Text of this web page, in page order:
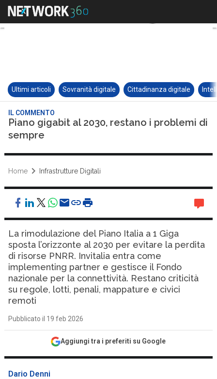
Ultimi articoli Sovranità digitale Cittadinanza digitale
IL COMMENTO
Piano gigabit al 2030, restano i problemi di
sempre
Home Infrastrutture Digitali
La rimodulazione del Piano Italia a 1 Giga
sposta l’orizzonte al 2030 per evitare la perdita
di risorse PNRR. Invitalia entra come
implementing partner e gestisce il Fondo
nazionale per la connettività. Restano criticità
su regole, lotti, penali, mappature e civici
remoti
Pubblicato il 19 feb 2026
Aggiungi tra i preferiti su Google
Dario Denni